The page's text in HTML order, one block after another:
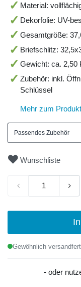
Material:
Dekorfolie: UV-
Gesamtgröße:
Briefschlitz:
Gewicht: ca. 2,50
Zubehör: inkl.
Schlüssel
Mehr zum
Passendes Zubehör
Wunschliste
Gewöhnlich
- oder